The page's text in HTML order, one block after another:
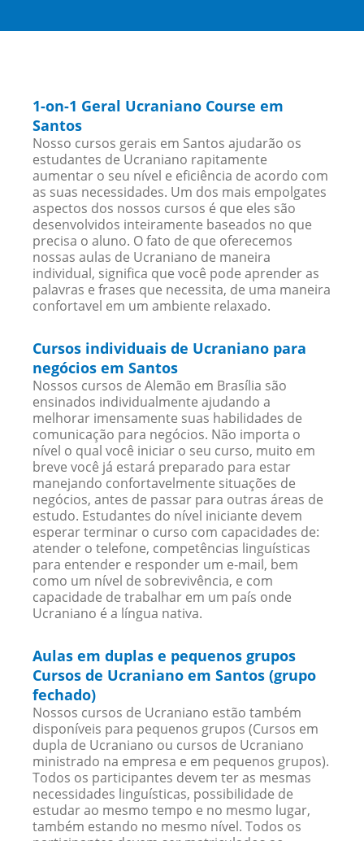
1-on-1 Geral Ucraniano Course em
Santos
Nosso cursos gerais em Santos ajudarão os
estudantes de Ucraniano rapitamente
aumentar o seu nível e eficiência de acordo com
as suas necessidades. Um dos mais empolgates
aspectos dos nossos cursos é que eles são
desenvolvidos inteiramente baseados no que
precisa o aluno. O fato de que oferecemos
nossas aulas de Ucraniano de maneira
individual, significa que você pode aprender as
palavras e frases que necessita, de uma maneira
confortavel em um ambiente relaxado.
Cursos individuais de Ucraniano para
negócios em Santos
Nossos cursos de Alemão em Brasília são
ensinados individualmente ajudando a
melhorar imensamente suas habilidades de
comunicação para negócios. Não importa o
nível o qual você iniciar o seu curso, muito em
breve você já estará preparado para estar
manejando confortavelmente situações de
negócios, antes de passar para outras áreas de
estudo. Estudantes do nível iniciante devem
esperar terminar o curso com capacidades de:
atender o telefone, competências linguísticas
para entender e responder um e-mail, bem
como um nível de sobrevivência, e com
capacidade de trabalhar em um país onde
Ucraniano é a língua nativa.
Aulas em duplas e pequenos grupos
Cursos de Ucraniano em Santos (grupo
fechado)
Nossos cursos de Ucraniano estão também
disponíveis para pequenos grupos (Cursos em
dupla de Ucraniano ou cursos de Ucraniano
ministrado na empresa e em pequenos grupos).
Todos os participantes devem ter as mesmas
necessidades linguísticas, possibilidade de
estudar ao mesmo tempo e no mesmo lugar,
também estando no mesmo nível. Todos os